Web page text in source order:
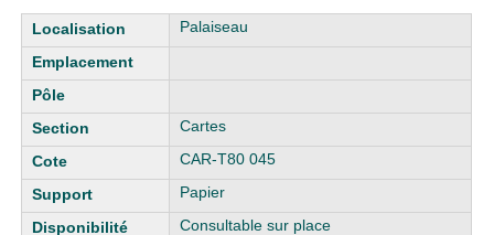
Liste des exemplaires Palaiseau
Cartes
CAR-T80 045
Papier
Consultable sur place